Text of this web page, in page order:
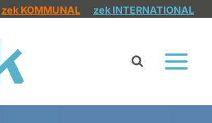
zek KOMMUNAL zek INTERNATIONAL